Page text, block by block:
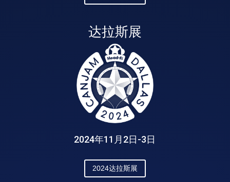
达拉斯展
2024年11月2日-3日
2024达拉斯展